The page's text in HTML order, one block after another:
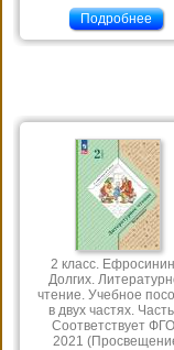
Подробнее
2 класс.
Долгих.
чтение. Учебное
в двух частях.
Соответствует
2021